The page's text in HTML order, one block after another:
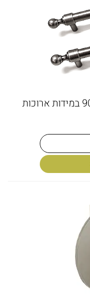
ידיות לארונות מטבח דגם 9091 במידות ארוכות